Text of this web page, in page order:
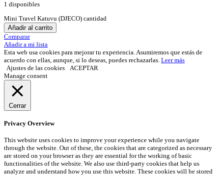
1 disponibles
Mini Travel Katuvu (DJECO) cantidad
Añadir al carrito
Comparar
Añadir a mi lista
Esta web usa cookies para mejorar tu experiencia. Asumiremos que estás de
acuerdo con ellas, aunque, si lo deseas, puedes rechazarlas. Leer más
Ajustes de las cookies
ACEPTAR
Manage consent
Cerrar
Privacy Overview
This website uses cookies to improve your experience while you navigate
through the website. Out of these, the cookies that are categorized as necessary
are stored on your browser as they are essential for the working of basic
functionalities of the website. We also use third-party cookies that help us
analyze and understand how you use this website. These cookies will be stored